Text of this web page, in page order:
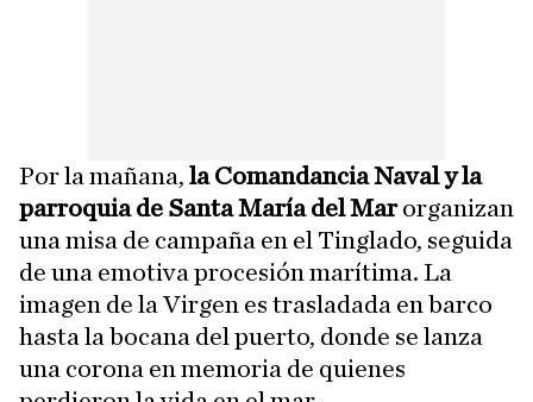
Por la mañana, la Comandancia Naval y la
parroquia de Santa María del Marorganizan
una misa de campaña en el Tinglado, seguida
de una emotiva procesión marítima. La
imagen de la Virgen es trasladada en barco
hasta la bocana del puerto, donde se lanza
una corona en memoria de quienes